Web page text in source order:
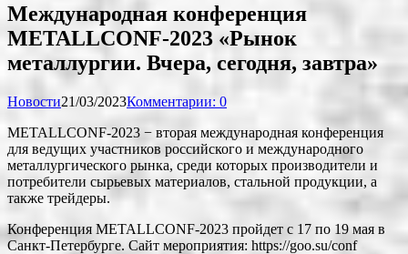
Международная конференция
METALLCONF-2023 «Рынок
металлургии. Вчера, сегодня, завтра»
Новости21/03/2023Комментарии: 0
METALLCONF-2023 − вторая международная конференция
для ведущих участников российского и международного
металлургического рынка, среди которых производители и
потребители сырьевых материалов, стальной продукции, а
также трейдеры.
Конференция METALLCONF-2023 пройдет с 17 по 19 мая в
Санкт-Петербурге. Сайт мероприятия: https://goo.su/conf